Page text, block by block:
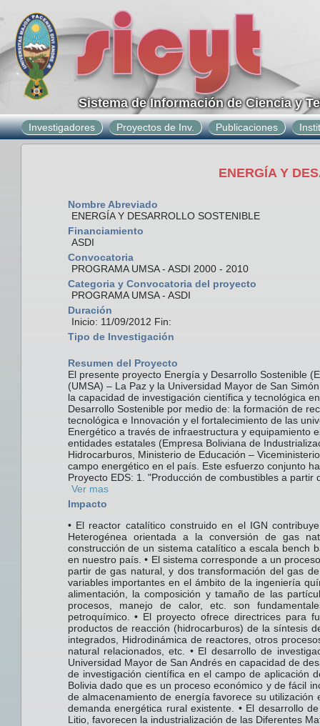
Sistema de Información de Ciencia y
Investigadores Proyectos de Inv. Publicaciones
ENERGÍA Y
Nombre Abreviado
ENERGÍA Y DESARROLLO SOSTENIBLE
Financiamiento
ASDI
Convocatoria
PROGRAMA UMSA - ASDI 2000 - 2010
Categoria y Convocatoria del proyecto
PROGRAMA UMSA - ASDI
Duración
Inicio: 11/09/2012 Fin:
Tipo de Investigación
Resumen del Proyecto
El presente proyecto Energía y Desarrollo Sostenible
(UMSA) – La Paz y la Universidad Mayor de San
la capacidad de investigación científica y tecnológica
Desarrollo Sostenible por medio de: la formación de
tecnológica e Innovación y el fortalecimiento de las
Energético a través de infraestructura y equipamiento
entidades estatales (Empresa Boliviana de
Hidrocarburos, Ministerio de Educación –
campo energético en el país. Este esfuerzo conjunto
Proyecto EDS: 1. "Producción de combustibles a partir
Ver mas
Impacto
• El reactor catalítico construido en el IGN
Heterogénea orientada a la conversión de gas
construcción de un sistema catalítico a escala bench
en nuestro país. • El sistema corresponde a un
partir de gas natural, y dos transformación del gas
variables importantes en el ámbito de la ingeniería
alimentación, la composición y tamaño de las
procesos, manejo de calor, etc. son
petroquímico. • El proyecto ofrece directrices para
productos de reacción (hidrocarburos) de la síntesis
integrados, Hidrodinámica de reactores, otros
natural relacionados, etc. • El desarrollo de
Universidad Mayor de San Andrés en capacidad de
de investigación científica en el campo de aplicación
Bolivia dado que es un proceso económico y de fácil
de almacenamiento de energía favorece su
demanda energética rural existente. • El desarrollo
Litio, favorecen la industrialización de las Diferentes